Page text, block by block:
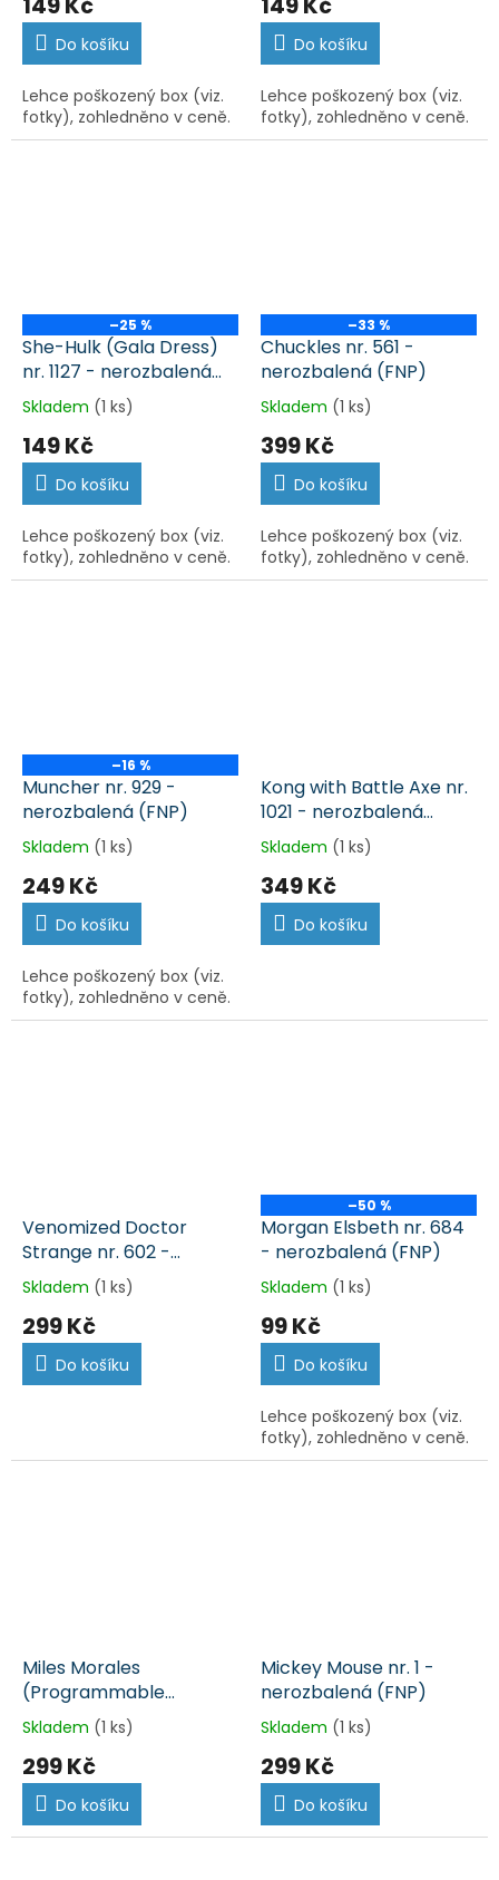
Do košíku
Lehce poškozený box (viz.
fotky), zohledněno v ceně.
Do košíku
Lehce poškozený box (viz.
fotky), zohledněno v ceně.
–25 %
She-Hulk (Gala Dress)
nr. 1127 - nerozbalená
(FNP)
Skladem (1 ks)
149 Kč
Do košíku
Lehce poškozený box (viz.
fotky), zohledněno v ceně.
–33 %
Chuckles nr. 561 -
nerozbalená (FNP)
Skladem (1 ks)
399 Kč
Do košíku
Lehce poškozený box (viz.
fotky), zohledněno v ceně.
–16 %
Muncher nr. 929 -
nerozbalená (FNP)
Skladem (1 ks)
249 Kč
Do košíku
Lehce poškozený box (viz.
fotky), zohledněno v ceně.
Kong with Battle Axe nr.
1021 - nerozbalená
(FNP)
Skladem (1 ks)
349 Kč
Do košíku
Venomized Doctor
Strange nr. 602 -
nerozbalená (FNP)
Skladem (1 ks)
299 Kč
Do košíku
–50 %
Morgan Elsbeth nr. 684
- nerozbalená (FNP)
Skladem (1 ks)
99 Kč
Do košíku
Lehce poškozený box (viz.
fotky), zohledněno v ceně.
Miles Morales
(Programmable
Matter) nr. 773 -
nerozbalená (FNP)
Skladem (1 ks)
299 Kč
Do košíku
Mickey Mouse nr. 1 -
nerozbalená (FNP)
Skladem (1 ks)
299 Kč
Do košíku